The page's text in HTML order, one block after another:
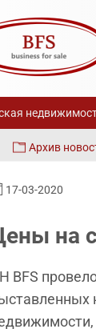
Архив
17-03-2020
на
BFS